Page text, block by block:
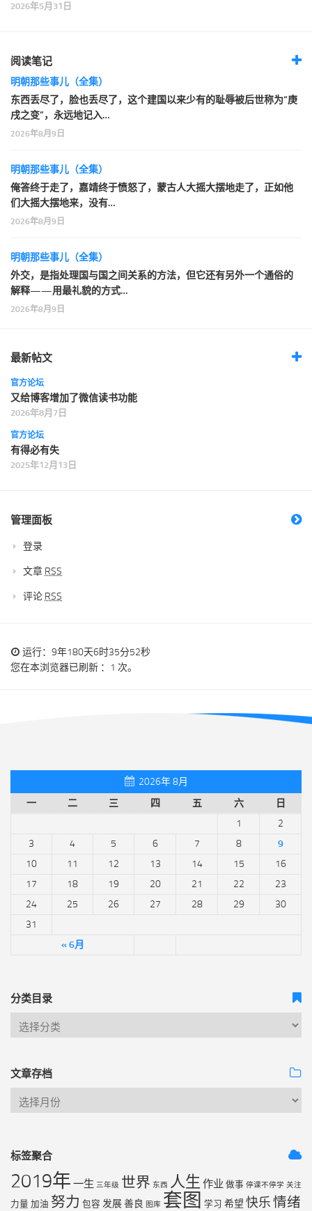
2026年5月31日
阅读笔记
明朝那些事儿（全集）
东西丢尽了，脸也丢尽了，这个建国以来少有的耻辱被后世称为“庚
戌之变”，永远地记入…
2026年8月9日
明朝那些事儿（全集）
俺答终于走了，嘉靖终于愤怒了，蒙古人大摇大摆地走了，正如他
们大摇大摆地来，没有…
2026年8月9日
明朝那些事儿（全集）
外交，是指处理国与国之间关系的方法，但它还有另外一个通俗的
解释——用最礼貌的方式…
2026年8月9日
最新帖文
官方论坛
又给博客增加了微信读书功能
2026年8月7日
官方论坛
有得必有失
2025年12月13日
管理面板
登录
文章 RSS
评论 RSS
运行：9年180天6时35分52秒
您在本浏览器已刷新 ：1 次。
2026年 8月
一
二 三 四 五 六 日
« 6月
1
2
3
4 5 6 7 8
9
10
11 12 13 14 15
16
17
18 19 20 21 22
23
24
25 26 27 28 29
30
31
分类目录
文章存档
标签聚合
2019年 一生 三年级 世界 东西 人生 作业 做事 停课不停学 关注
力量 加油 努力 包容 发展善良 图库 套图 学习 希望 快乐情绪